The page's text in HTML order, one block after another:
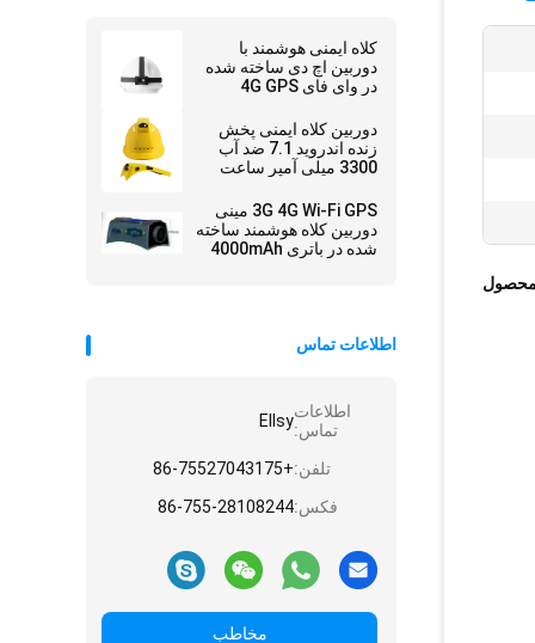
کلاه ایمنی هوشمند با
دوربین اچ دی ساخته شده
در وای فای 4G GPS
دوربین کلاه ایمنی پخش
زنده اندروید 7.1 ضد آب
3300 میلی آمپر ساعت
3G 4G Wi-Fi GPS مینی
دوربین کلاه هوشمند ساخته
شده در باتری 4000mAh
اطلاعات تماس
اطلاعات
تماس:Ellsy
تلفن:+86-75527043175
فکس:86-755-28108244
مخاطب